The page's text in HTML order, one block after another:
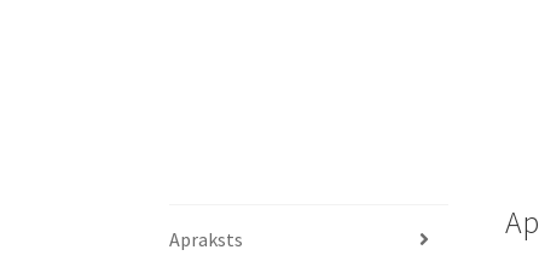
Apraksts